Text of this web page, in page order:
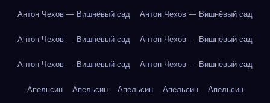
Антон Чехов — Вишнёвый сад Антон Чехов — Вишнёвый сад
Антон Чехов — Вишнёвый сад Антон Чехов — Вишнёвый сад
Антон Чехов — Вишнёвый сад Антон Чехов — Вишнёвый сад
Апельсин Апельсин Апельсин Апельсин Апельсин